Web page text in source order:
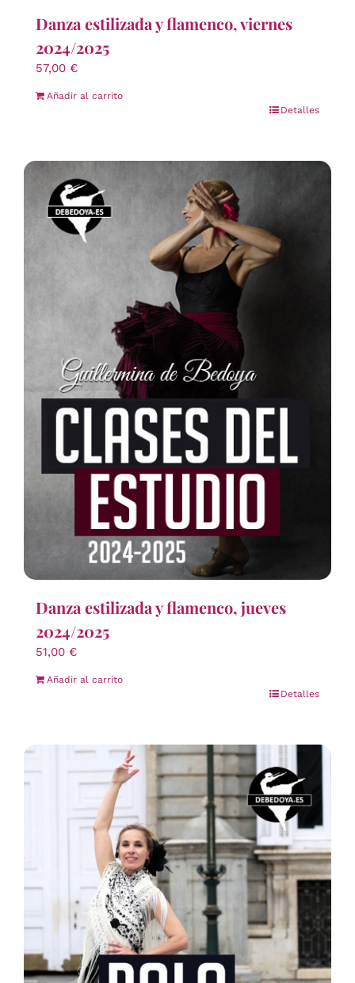
Danza estilizada y flamenco, viernes
2024/2025
57,00 €
Añadir al carrito
Detalles
Danza estilizada y flamenco, jueves
2024/2025
51,00 €
Añadir al carrito
Detalles